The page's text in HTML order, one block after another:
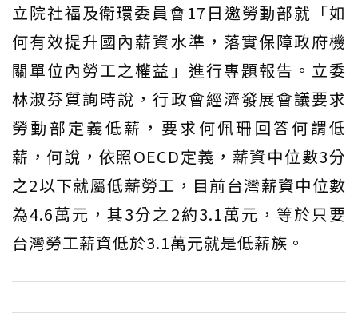
立院社福及衛環委員會17日邀勞動部就「如
何有效提升國內薪資水準，落實保障政府機
關單位內勞工之權益」進行專題報告。立委
林淑芬質詢時說，行政會經濟發展會議要求
勞動部定義低薪，要求何佩珊回答何謂低
薪，何說，依照OECD定義，薪資中位數3分
之2以下就屬低薪勞工，目前台灣薪資中位數
為4.6萬元，其3分之2約3.1萬元，等於只要
台灣勞工薪資低於3.1萬元就是低薪族。